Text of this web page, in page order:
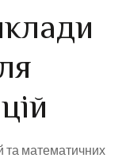
та математичних